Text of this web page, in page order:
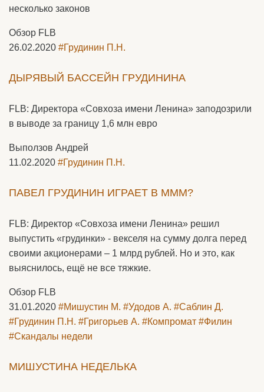
несколько законов
Обзор FLB
26.02.2020 #Грудинин П.Н.
ДЫРЯВЫЙ БАССЕЙН ГРУДИНИНА
FLB: Директора «Совхоза имени Ленина» заподозрили
в выводе за границу 1,6 млн евро
Выползов Андрей
11.02.2020 #Грудинин П.Н.
ПАВЕЛ ГРУДИНИН ИГРАЕТ В МММ?
FLB: Директор «Совхоза имени Ленина» решил
выпустить «грудинки» - векселя на сумму долга перед
своими акционерами – 1 млрд рублей. Но и это, как
выяснилось, ещё не все тяжкие.
Обзор FLB
31.01.2020 #Мишустин М. #Удодов А. #Саблин Д.
#Грудинин П.Н. #Григорьев А. #Компромат #Филин
#Скандалы недели
МИШУСТИНА НЕДЕЛЬКА